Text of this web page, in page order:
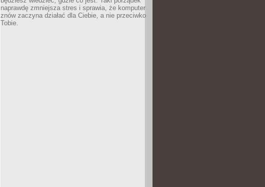
naprawdę zmniejsza stres i sprawia, że komputer
znów zaczyna działać dla Ciebie, a nie przeciwko
Tobie.